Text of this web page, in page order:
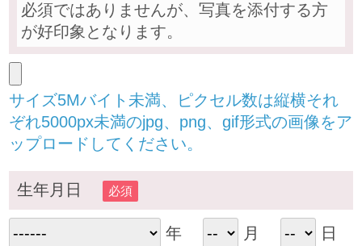
必須ではありませんが、写真を添付する方
が好印象となります。
サイズ5Mバイト未満、ピクセル数は縦横それ
ぞれ5000px未満のjpg、png、gif形式の画像をア
ップロードしてください。
生年月日 必須
年 月 日